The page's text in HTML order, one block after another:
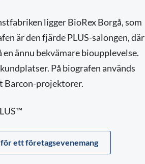
ligger BioRex Borgå, som
är den fjärde PLUS-salongen, där
ännu bekvämare bioupplevelse.
På biografen används
Barcon-projektorer.
ett företagsevenemang